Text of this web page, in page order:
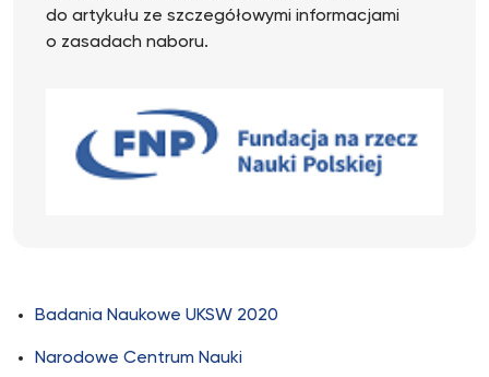
do artykułu ze szczegółowymi informacjami
o zasadach naboru.
Badania Naukowe UKSW 2020
Narodowe Centrum Nauki